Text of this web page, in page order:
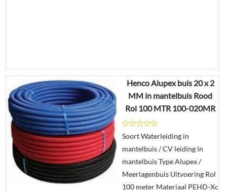
€405,96
€185,62
In
winkelmand
Henco Alupex buis 20 x 2
MM in mantelbuis Rood
Rol 100 MTR 100-020MR
Soort Waterleiding in
mantelbuis / CV leiding in
mantelbuis Type Alupex /
Meerlagenbuis Uitvoering Rol
100 meter Materiaal PEHD-Xc